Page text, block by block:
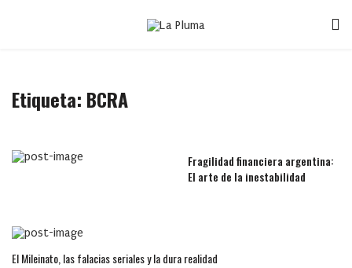
Etiqueta: BCRA
Fragilidad financiera argentina:
El arte de la inestabilidad
El Mileinato, las falacias seriales y la dura realidad